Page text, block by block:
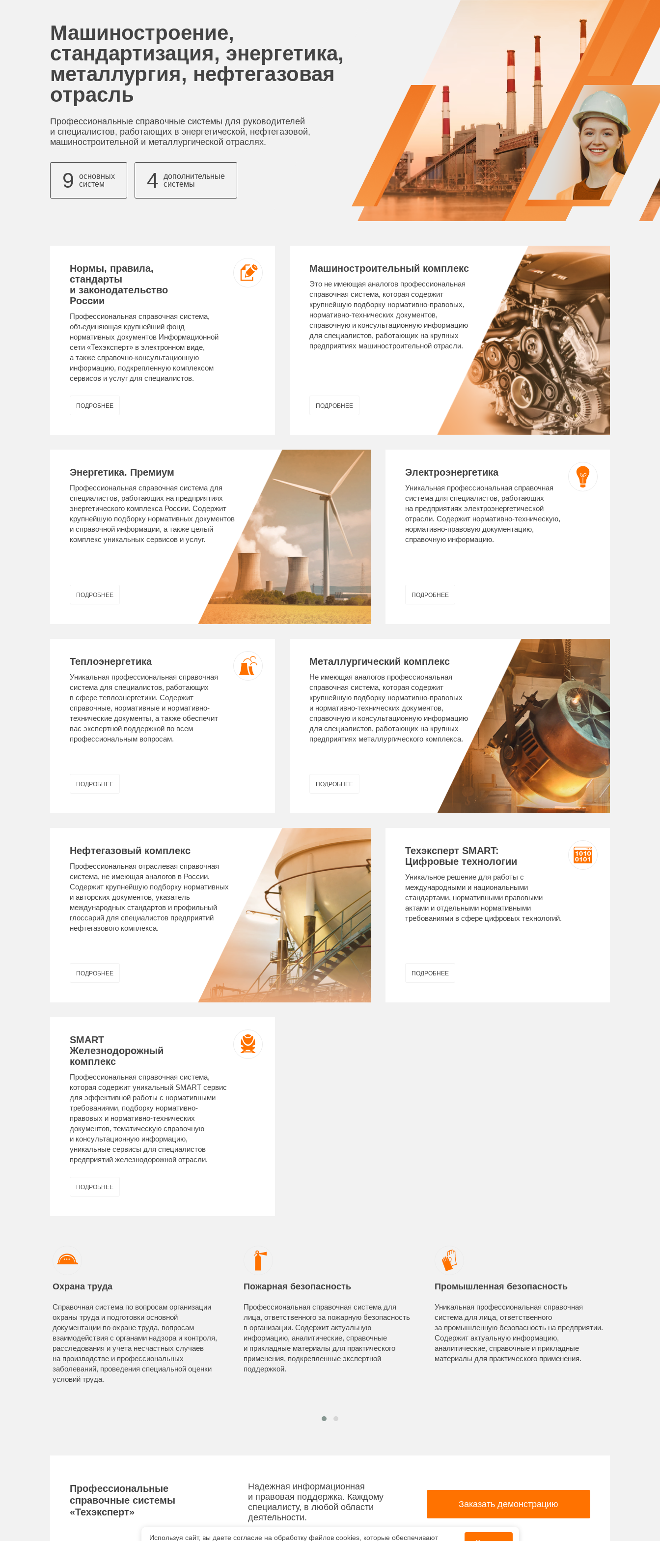
Машиностроение,
стандартизация, энергетика,
металлургия, нефтегазовая
отрасль
Профессиональные справочные системы для руководителей
и специалистов, работающих в энергетической, нефтегазовой,
машиностроительной и металлургической отраслях.
9
основных
систем
4
дополнительные
системы
Нормы, правила,
стандарты
и законодательство
России
Профессиональная справочная система,
объединяющая крупнейший фонд
нормативных документов Информационной
сети «Техэксперт» в электронном виде,
а также справочно-консультационную
информацию, подкрепленную комплексом
сервисов и услуг для специалистов.
ПОДРОБНЕЕ
Машиностроительный комплекс
Это не имеющая аналогов профессиональная
справочная система, которая содержит
крупнейшую подборку нормативно-правовых,
нормативно-технических документов,
справочную и консультационную информацию
для специалистов, работающих на крупных
предприятиях машиностроительной отрасли.
ПОДРОБНЕЕ
Энергетика. Премиум
Профессиональная справочная система для
специалистов, работающих на предприятиях
энергетического комплекса России. Содержит
крупнейшую подборку нормативных документов
и справочной информации, а также целый
комплекс уникальных сервисов и услуг.
ПОДРОБНЕЕ
Электроэнергетика
Уникальная профессиональная справочная
система для специалистов, работающих
на предприятиях электроэнергетической
отрасли. Содержит нормативно-техническую,
нормативно-правовую документацию,
справочную информацию.
ПОДРОБНЕЕ
Теплоэнергетика
Уникальная профессиональная справочная
система для специалистов, работающих
в сфере теплоэнергетики. Содержит
справочные, нормативные и нормативно-
технические документы, а также обеспечит
вас экспертной поддержкой по всем
профессиональным вопросам.
ПОДРОБНЕЕ
Металлургический комплекс
Не имеющая аналогов профессиональная
справочная система, которая содержит
крупнейшую подборку нормативно-правовых
и нормативно-технических документов,
справочную и консультационную информацию
для специалистов, работающих на крупных
предприятиях металлургического комплекса.
ПОДРОБНЕЕ
Нефтегазовый комплекс
Профессиональная отраслевая справочная
система, не имеющая аналогов в России.
Содержит крупнейшую подборку нормативных
и авторских документов, указатель
международных стандартов и профильный
глоссарий для специалистов предприятий
нефтегазового комплекса.
ПОДРОБНЕЕ
Техэксперт SMART:
Цифровые технологии
Уникальное решение для работы с
международными и национальными
стандартами, нормативными правовыми
актами и отдельными нормативными
требованиями в сфере цифровых технологий.
ПОДРОБНЕЕ
SMART
Железнодорожный
комплекс
Профессиональная справочная система,
которая содержит уникальный SMART сервис
для эффективной работы с нормативными
требованиями, подборку нормативно-
правовых и нормативно-технических
документов, тематическую справочную
и консультационную информацию,
уникальные сервисы для специалистов
предприятий железнодорожной отрасли.
ПОДРОБНЕЕ
Охрана труда
Справочная система по вопросам организации
охраны труда и подготовки основной
документации по охране труда, вопросам
взаимодействия с органами надзора и контроля,
расследования и учета несчастных случаев
на производстве и профессиональных
заболеваний, проведения специальной оценки
условий труда.
Пожарная безопасность
Профессиональная справочная система для
лица, ответственного за пожарную безопасность
в организации. Содержит актуальную
информацию, аналитические, справочные
и прикладные материалы для практического
применения, подкрепленные экспертной
поддержкой.
Промышленная безопасность
Уникальная профессиональная справочная
система для лица, ответственного
за промышленную безопасность на предприятии.
Содержит актуальную информацию,
аналитические, справочные и прикладные
материалы для практического применения.
Профессиональные
справочные системы
«Техэксперт»
Надежная информационная
и правовая поддержка. Каждому
специалисту, в любой области
деятельности.
Заказать демонстрацию
Используя сайт, вы даете согласие на обработку файлов сооkiеs, которые обеспечивают